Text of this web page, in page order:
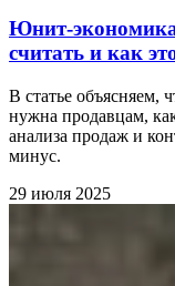
считать и как
В статье объясняем,
нужна продавцам,
анализа продаж и
минус.
29 июля 2025